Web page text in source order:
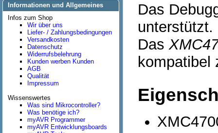
Informationen und Allgemeines
Infos zum Shop
Wir über uns
Liefer- / Zahlungsbedingungen
Versandkosten
Datenschutz
Widerrufsbelehrung
Kunden werben Kunden
AGB
Qualität
Impressum
Wissenswertes
Was sind Mikrocontroller?
Was benötige ich?
myAVR Programmer
myAVR Entwicklungsboards
Das
unterstützt.
Das